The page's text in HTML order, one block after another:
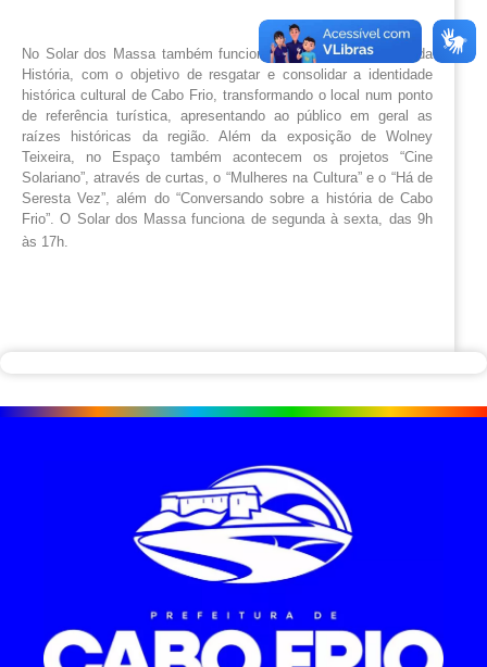
No Solar dos Massa também funciona o Espaço Multimídia da
História, com o objetivo de resgatar e consolidar a identidade
histórica cultural de Cabo Frio, transformando o local num ponto
de referência turística, apresentando ao público em geral as
raízes históricas da região. Além da exposição de Wolney
Teixeira, no Espaço também acontecem os projetos “Cine
Solariano”, através de curtas, o “Mulheres na Cultura” e o “Há de
Seresta Vez”, além do “Conversando sobre a história de Cabo
Frio”. O Solar dos Massa funciona de segunda à sexta, das 9h
às 17h.